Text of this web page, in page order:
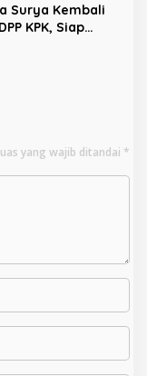
Surya Kembali
KPK, Siap
yang wajib ditandai *